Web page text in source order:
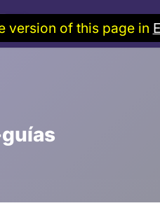
version of this page in